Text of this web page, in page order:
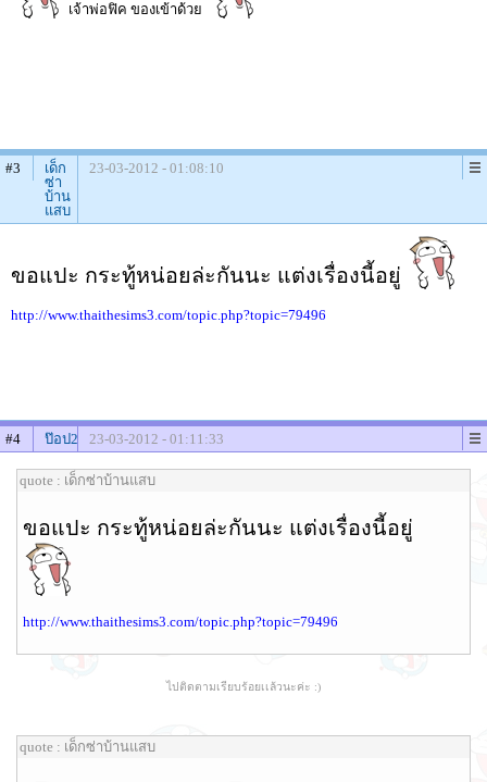
เจ้าพ่อฟิค ของเข้าด้วย
#3
เด็ก
ซ่า
บ้าน
แสบ
23-03-2012 - 01:08:10
ขอแปะ กระทู้หน่อยล่ะกันนะ แต่งเรื่องนี้อยู่
http://www.thaithesims3.com/topic.php?topic=79496
#4 ป๊อป2 23-03-2012 - 01:11:33
quote : เด็กซ่าบ้านแสบ
ขอแปะ กระทู้หน่อยล่ะกันนะ แต่งเรื่องนี้อยู่
http://www.thaithesims3.com/topic.php?topic=79496
ไปติดตามเรียบร้อยเเล้วนะค่ะ :)
quote : เด็กซ่าบ้านแสบ